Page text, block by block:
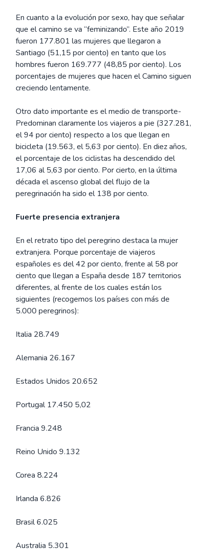
En cuanto a la evolución por sexo, hay que señalar
que el camino se va “feminizando”. Este año 2019
fueron 177.801 las mujeres que llegaron a
Santiago (51,15 por ciento) en tanto que los
hombres fueron 169.777 (48,85 por ciento). Los
porcentajes de mujeres que hacen el Camino siguen
creciendo lentamente.
Otro dato importante es el medio de transporte-
Predominan claramente los viajeros a pie (327.281,
el 94 por ciento) respecto a los que llegan en
bicicleta (19.563, el 5,63 por ciento). En diez años,
el porcentaje de los ciclistas ha descendido del
17,06 al 5,63 por ciento. Por cierto, en la última
década el ascenso global del flujo de la
peregrinación ha sido el 138 por ciento.
Fuerte presencia extranjera
En el retrato tipo del peregrino destaca la mujer
extranjera. Porque porcentaje de viajeros
españoles es del 42 por ciento, frente al 58 por
ciento que llegan a España desde 187 territorios
diferentes, al frente de los cuales están los
siguientes (recogemos los países con más de
5.000 peregrinos):
Italia 28.749
Alemania 26.167
Estados Unidos 20.652
Portugal 17.450 5,02
Francia 9.248
Reino Unido 9.132
Corea 8.224
Irlanda 6.826
Brasil 6.025
Australia 5.301